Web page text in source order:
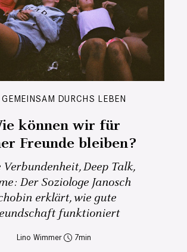
GEMEINSAM DURCHS LEBEN
können wir für
Freunde bleiben?
Verbundenheit, Deep Talk,
Der Soziologe Janosch
erklärt, wie gute
funktioniert
Lino Wimmer 7